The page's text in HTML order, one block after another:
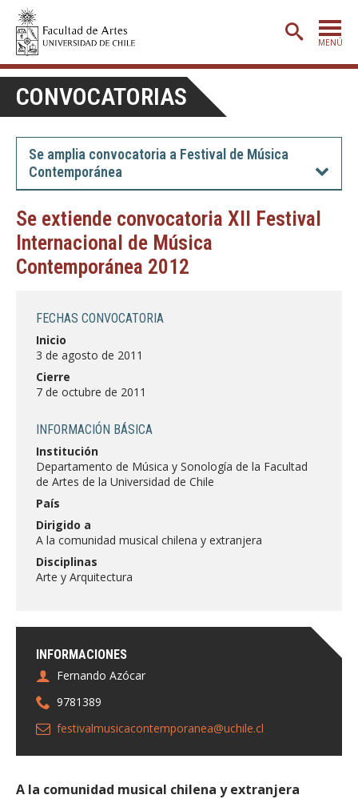
MENÚ
PORTADA
ADMISIÓN
ETAPA BÁSICA
POSTGRADO
EXTENSIÓN
CREACIÓNE INVESTIGACIÓN
Académicas/os
CONVOCATORIAS
Se amplia convocatoria a Festival de Música
Contemporánea
Se extiende convocatoria XII Festival
Internacional de Música
Contemporánea 2012
INFORMACIONES
Fernando Azócar
9781389
festivalmusicacontemporanea@uchile.cl
FECHAS CONVOCATORIA
Inicio
3 de agosto de 2011
Cierre
7 de octubre de 2011
INFORMACIÓN BÁSICA
Institución
Departamento de Música y Sonología de la Facultad
de Artes de la Universidad de Chile
País
Dirigido a
A la comunidad musical chilena y extranjera
Disciplinas
Arte y Arquitectura
A la comunidad musical chilena y extranjera